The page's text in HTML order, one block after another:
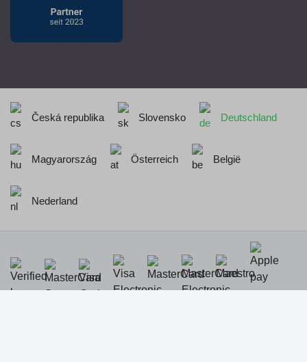
Česká republika Slovensko Deutschland
Magyarország Österreich België
Nederland